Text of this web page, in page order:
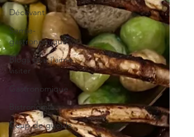
Décevant
Semie-
gastronomique
Blogs que j'aime
visiter
Gastronomique
Bistronomie
Coup de gueule